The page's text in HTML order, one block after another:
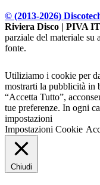
© (2013-2026)
Riviera Disco | PIVA
parziale del materiale su
fonte.
Utiliziamo i cookie per
mostrarti la pubblicità in
“Accetta Tutto”,
tue preferenze. In ogni
impostazioni
Impostazioni Cookie
Chiudi